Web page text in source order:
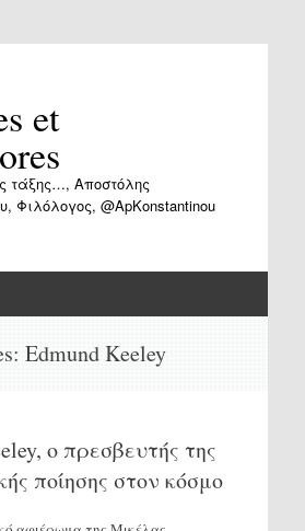
et
τάξης…, Αποστόλης
Φιλόλογος, @ApKonstantinou
Edmund Keeley
ο πρεσβευτής της
ποίησης στον κόσμο